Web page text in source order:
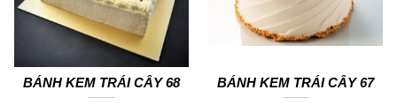
BÁNH KEM TRÁI CÂY 68 BÁNH KEM TRÁI CÂY 67